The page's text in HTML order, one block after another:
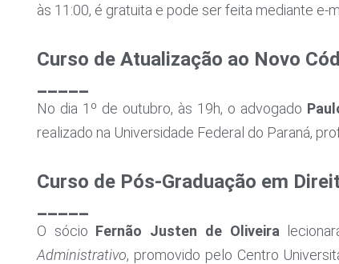
às 11:00, é gratuita e pode ser feita mediante e-
Curso de Atualização ao Novo
No dia 1º de outubro, às 19h, o advogado
realizado na Universidade Federal do Paraná,
Curso de Pós-Graduação em
O sócio Fernão Justen de Oliveira
Administrativo, promovido pelo Centro